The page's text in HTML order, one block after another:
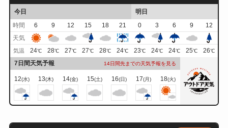
今日
明日
時間
6 9 12 15 18 21 0 3 6 9
12
天気
気温 24℃ 28℃ 27℃ 27℃ 28℃ 24℃ 23℃ 24℃ 24℃ 25℃ 26℃
7日間天気予報 14日間先までの天気予報を見る
12(水) 13(木) 14(金) 15(土) 16(日) 17(月) 18(火)